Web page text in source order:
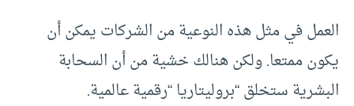
العمل في مثل هذه النوعية من الشركات يمكن أن
يكون ممتعا. ولكن هنالك خشية من أن السحابة
البشرية ستخلق “بروليتاريا “رقمية عالمية.